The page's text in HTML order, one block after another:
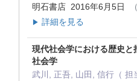
明石書店 2016年6月5日
▶ 詳細を見る
現代社会学における歴史
社会学
武川, 正吾, 山田, 信行（